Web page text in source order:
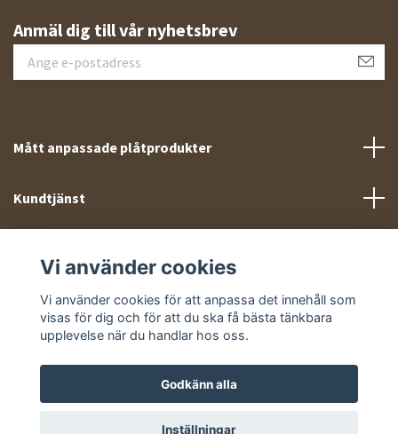
Anmäl dig till vår nyhetsbrev
Mått anpassade plåtprodukter
Kundtjänst
Sociala medier
© 2026 Takprofiler.se
Vi använder cookies
Vi använder cookies för att anpassa det innehåll som
visas för dig och för att du ska få bästa tänkbara
upplevelse när du handlar hos oss.
Godkänn alla
Inställningar